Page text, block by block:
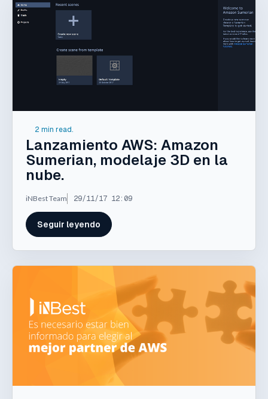
2 min read.
Lanzamiento AWS: Amazon
Sumerian, modelaje 3D en la
nube.
iNBest Team 29/11/17 12:09
Seguir leyendo